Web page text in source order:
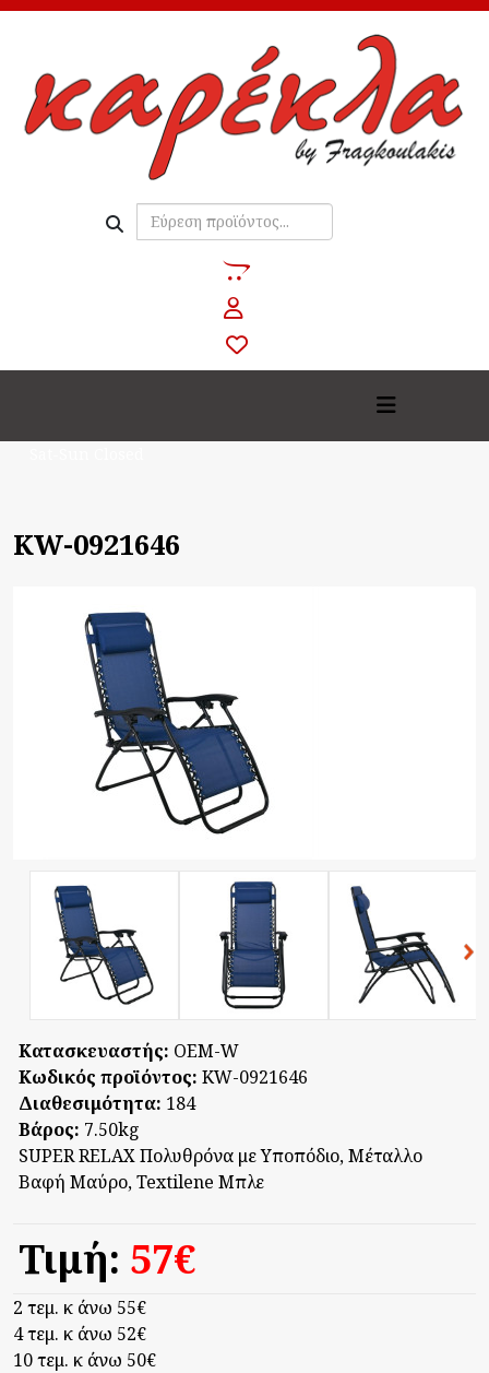
fab
fa-far
fa-
KW-0921646
Κατασκευαστής: OEM-W
Κωδικός προϊόντος: KW-0921646
Διαθεσιμότητα: 184
Βάρος: 7.50kg
SUPER RELAX Πολυθρόνα με Υποπόδιο, Μέταλλο
Βαφή Μαύρο, Textilene Μπλε
Τιμή: 57‎€
2 τεμ. κ άνω 55‎€
4 τεμ. κ άνω 52‎€
10 τεμ. κ άνω 50‎€